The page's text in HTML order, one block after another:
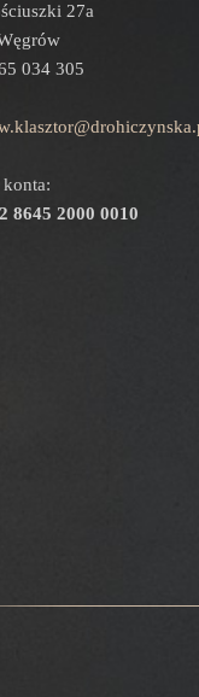
27a
034 305
8645 2000 0010